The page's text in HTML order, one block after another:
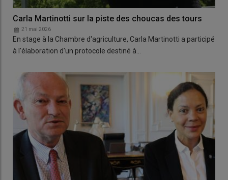
Carla Martinotti sur la piste des choucas des tours
21 mai 2026
En stage à la Chambre d'agriculture, Carla Martinotti a participé
à l'élaboration d'un protocole destiné à…